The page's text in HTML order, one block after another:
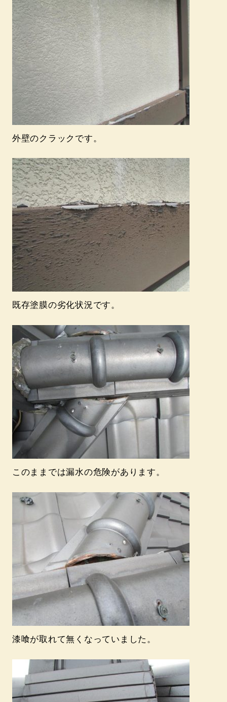
外壁のクラックです。
既存塗膜の劣化状況です。
このままでは漏水の危険があります。
漆喰が取れて無くなっていました。